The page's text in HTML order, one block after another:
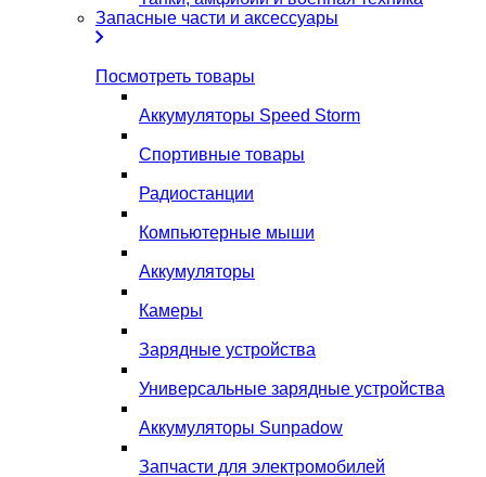
Запасные части и аксессуары
Посмотреть товары
Аккумуляторы Speed Storm
Спортивные товары
Радиостанции
Компьютерные мыши
Аккумуляторы
Камеры
Зарядные устройства
Универсальные зарядные устройства
Аккумуляторы Sunpadow
Запчасти для электромобилей